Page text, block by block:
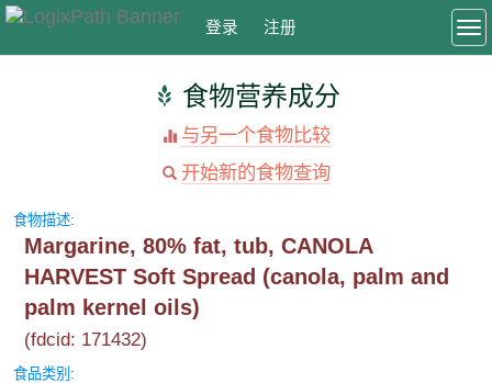
登录 注册
食物营养成分
与另一个食物比较
开始新的食物查询
食物描述:
Margarine, 80% fat, tub, CANOLA
HARVEST Soft Spread (canola, palm and
palm kernel oils)
(fdcid: 171432)
食品类别: